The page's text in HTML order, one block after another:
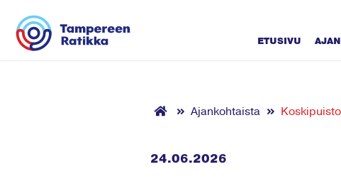
ETUSIVU
Ajankohtaista
24.06.2026